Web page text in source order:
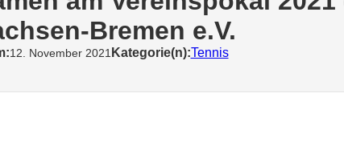
Bremen e.V.
12. November 2021 Kategorie(n):Tennis